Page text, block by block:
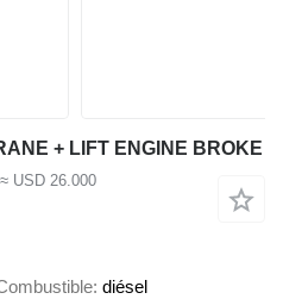
+ LIFT ENGINE BROKE
≈ USD 26.000
diésel